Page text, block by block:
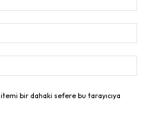
bir dahaki sefere bu tarayıcıya